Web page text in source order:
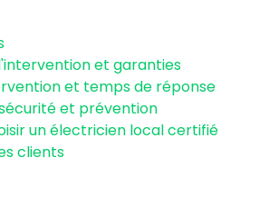
et garanties
et temps de réponse
et prévention
un électricien local certifié
clients